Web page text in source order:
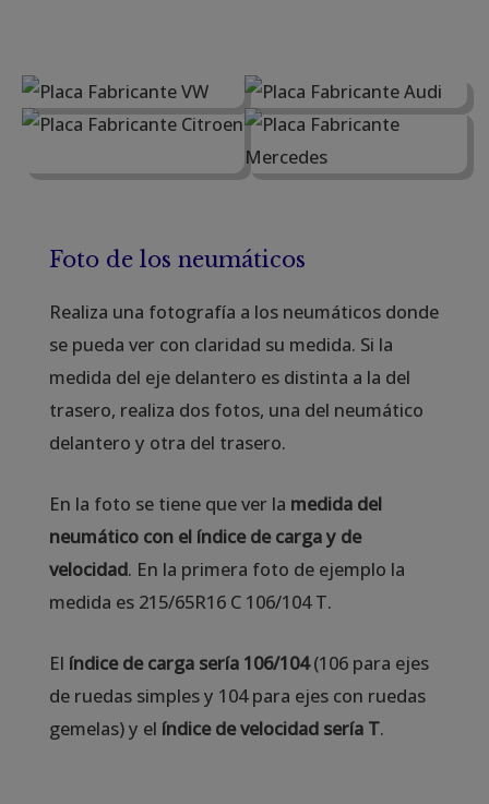
Foto de los neumáticos
Realiza una fotografía a los neumáticos donde
se pueda ver con claridad su medida. Si la
medida del eje delantero es distinta a la del
trasero, realiza dos fotos, una del neumático
delantero y otra del trasero.
En la foto se tiene que ver la medida del
neumático con el índice de carga y de
velocidad. En la primera foto de ejemplo la
medida es 215/65R16 C 106/104 T.
El índice de carga sería 106/104(106 para ejes
de ruedas simples y 104 para ejes con ruedas
gemelas) y el índice de velocidad sería T.